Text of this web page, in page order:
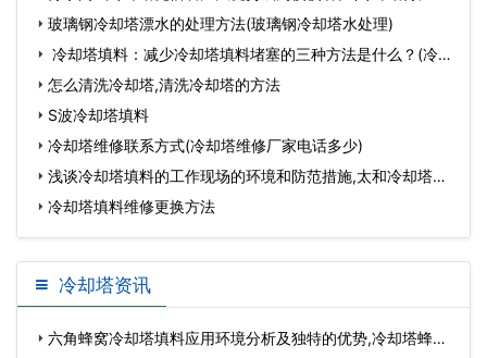
类 玻璃钢冷却塔漂水的处理方法(玻璃钢冷却塔水处理)
冷却塔填料：减少冷却塔填料堵塞的三种方法是什么？(冷却
塔填
怎么清洗冷却塔,清洗冷却塔的方法
S波冷却塔填料
冷却塔维修联系方式(冷却塔维修厂家电话多少)
浅谈冷却塔填料的工作现场的环境和防范措施,太和冷却塔填
料 冷却塔填料维修更换方法
冷却塔资讯
六角蜂窝冷却塔填料应用环境分析及独特的优势,冷却塔蜂窝